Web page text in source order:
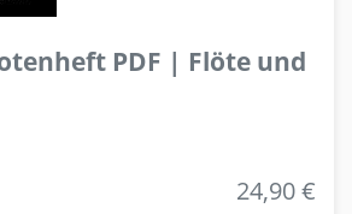
PDF | Flöte und
24,90 €